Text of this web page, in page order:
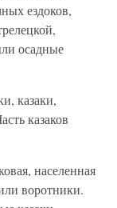
ездоков,
осадные
казаки,
казаков
населенная
воротники.